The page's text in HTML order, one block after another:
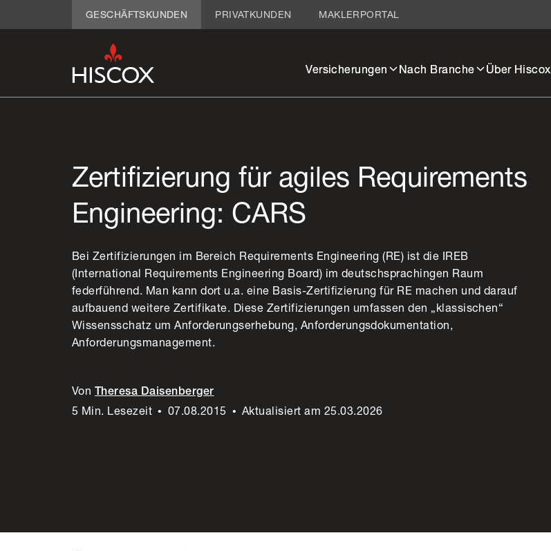
Versicherungen Nach Branche Über Hiscox
GESCHÄFTSKUNDEN PRIVATKUNDEN MAKLERPORTAL
Zertifizierung für agiles Requirements
Engineering: CARS
Bei Zertifizierungen im Bereich Requirements Engineering (RE) ist die IREB
(International Requirements Engineering Board) im deutschsprachingen Raum
federführend. Man kann dort u.a. eine Basis-Zertifizierung für RE machen und darauf
aufbauend weitere Zertifikate. Diese Zertifizierungen umfassen den „klassischen“
Wissensschatz um Anforderungserhebung, Anforderungsdokumentation,
Anforderungsmanagement.
Von Theresa Daisenberger
5 Min. Lesezeit • 07.08.2015 • Aktualisiert am 25.03.2026